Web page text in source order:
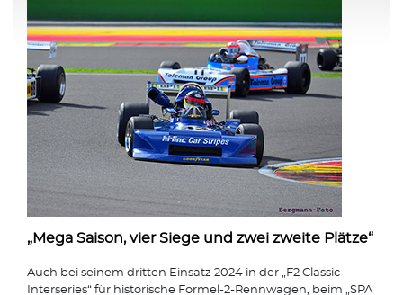
„Mega Saison, vier Siege und zwei zweite Plätze“
Auch bei seinem dritten Einsatz 2024 in der „F2 Classic
Interseries“ für historische Formel-2-Rennwagen, beim „SPA